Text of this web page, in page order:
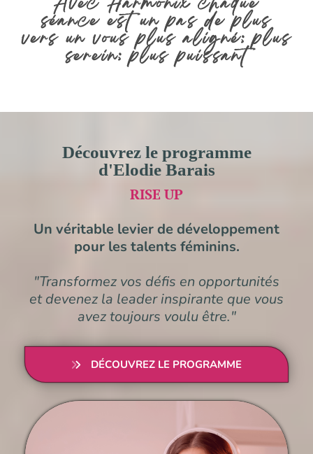
séance est un pas de plus
vers un vous plus aligné; plus
serein; plus puissant
Découvrez le programme
d'Elodie Barais
RISE UP
Un véritable levier de développement
pour les talents féminins.
"Transformez vos défis en opportunités
et devenez la leader inspirante que vous
avez toujours voulu être."
DÉCOUVREZ LE PROGRAMME